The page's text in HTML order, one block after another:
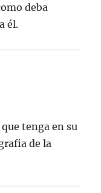
deba
él.
tenga en su
de la